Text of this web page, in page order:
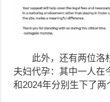
此外，还有两位洛
夫妇代孕：其中一人在
和2024年分别生下了两